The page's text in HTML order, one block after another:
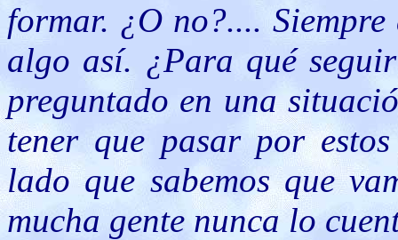
formar. ¿O no?....
algo así. ¿Para qué
preguntado en una
tener que pasar por
lado que sabemos que
mucha gente nunca lo